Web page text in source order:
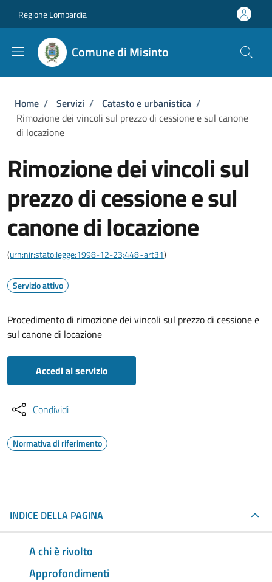
Regione Lombardia
Comune di Misinto
Briciole di pane
Home / Servizi / Catasto e urbanistica /
Rimozione dei vincoli sul prezzo di cessione e sul canone
di locazione
Rimozione dei vincoli sul
prezzo di cessione e sul
canone di locazione
(urn:nir:stato:legge:1998-12-23;448~art31)
Servizio attivo
Procedimento di rimozione dei vincoli sul prezzo di cessione e
sul canone di locazione
Accedi al servizio
Condividi
Normativa di riferimento
INDICE DELLA PAGINA
A chi è rivolto
Approfondimenti